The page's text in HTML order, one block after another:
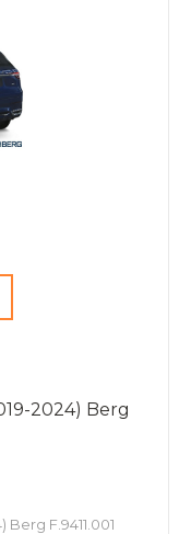
2024) Berg
F.9411.001